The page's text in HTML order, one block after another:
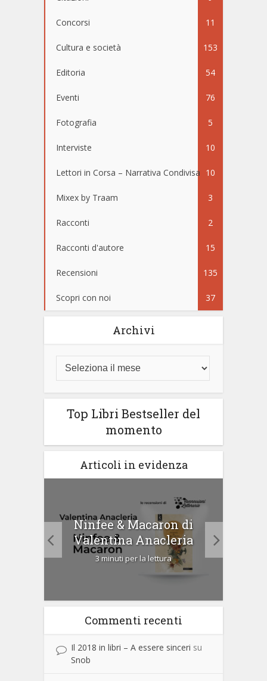
Concorsi 11
Cultura e società 153
Editoria 54
Eventi 76
Fotografia 5
Interviste 10
Lettori in Corsa – Narrativa Condivisa 10
Mixex by Traam 3
Racconti 2
Racconti d'autore 15
Recensioni 135
Scopri con noi 37
Archivi
Top Libri Bestseller del
momento
Articoli in evidenza
Ninfee & Macaron di
Valentina Anacleria
3 minuti per la lettura
Commenti recenti
Il 2018 in libri – A essere sinceri su
Snob